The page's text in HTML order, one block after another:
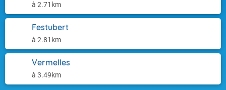
à 2.71km
Festubert
à 2.81km
Vermelles
à 3.49km